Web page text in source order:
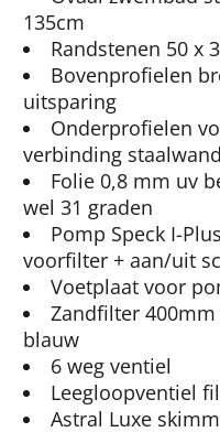
135cm
Randstenen 50 x
Bovenprofielen
uitsparing
Onderprofielen
verbinding staalwand
Folie 0,8 mm uv
wel 31 graden
Pomp Speck I-
voorfilter + aan/uit
Voetplaat voor
Zandfilter
blauw
6 weg ventiel
Leegloopventiel
Astral Luxe